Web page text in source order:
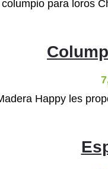
para loros
Happy les